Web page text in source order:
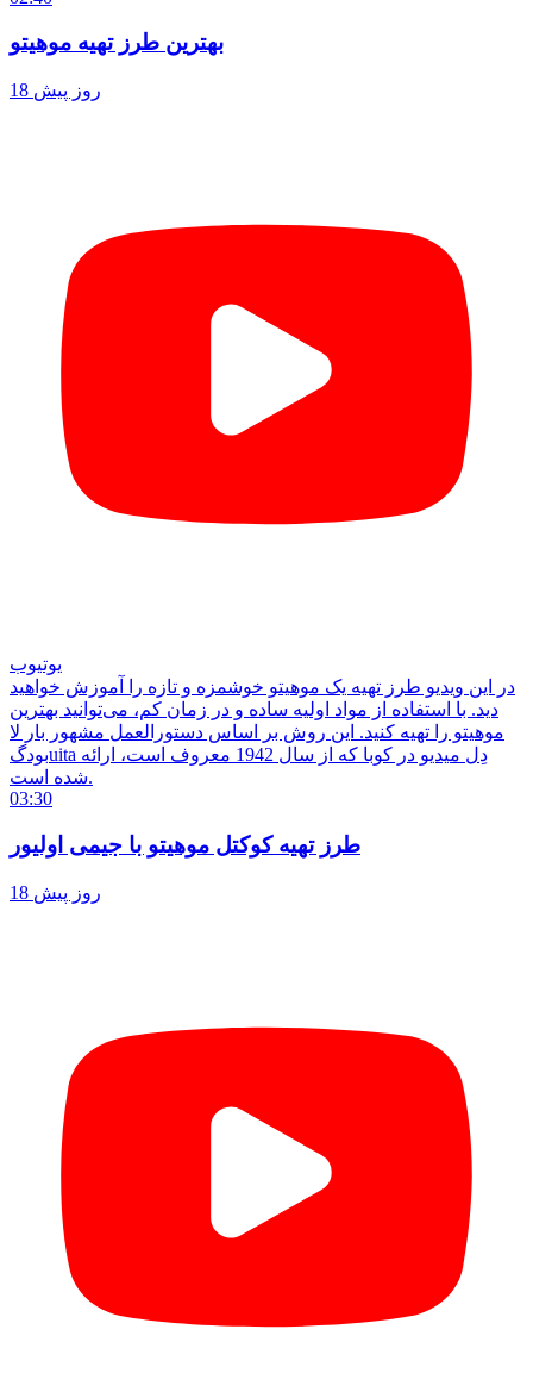
بهترین طرز تهیه موهیتو
18 روز پیش
یوتیوب
در این ویدیو طرز تهیه یک موهیتو خوشمزه و تازه را آموزش خواهید
دید. با استفاده از مواد اولیه ساده و در زمان کم، می‌توانید بهترین
موهیتو را تهیه کنید. این روش بر اساس دستورالعمل مشهور بار لا
بودگuita دِل میدیو در کوبا که از سال 1942 معروف است، ارائه
شده است.
03:30
طرز تهیه کوکتل موهیتو با جیمی اولیور
18 روز پیش